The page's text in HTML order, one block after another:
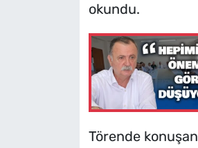
okundu.
Törende